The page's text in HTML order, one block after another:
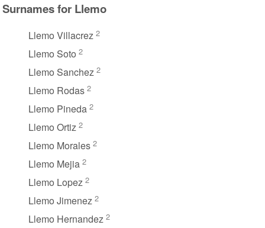
Surnames for Llemo
Llemo Villacrez 2
Llemo Soto 2
Llemo Sanchez 2
Llemo Rodas 2
Llemo Pineda 2
Llemo Ortiz 2
Llemo Morales 2
Llemo Mejia 2
Llemo Lopez 2
Llemo Jimenez 2
Llemo Hernandez 2